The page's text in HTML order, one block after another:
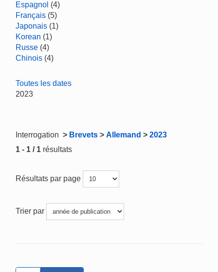
Espagnol (4)
Français (5)
Japonais (1)
Korean (1)
Russe (4)
Chinois (4)
Toutes les dates
2023
Interrogation > Brevets > Allemand > 2023
1 - 1 / 1 résultats
Résultats par page
Trier par